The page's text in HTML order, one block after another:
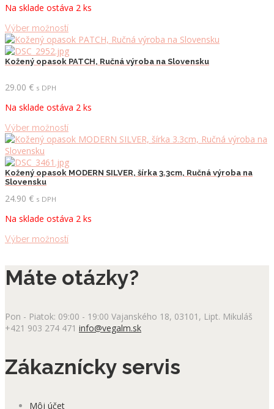
môžete
na
stránke
produktu.
Na sklade ostáva 2 ks
Výber možnostíTento
produkt
má
viacero
môžete
na
stránke
Kožený opasok PATCH, Ručná výroba na Slovensku
29.00 € s DPH
Na sklade ostáva 2 ks
Výber možnostíTento
produkt
viacero
variantov.
vybrať
stránke
Kožený opasok MODERN SILVER, šírka 3.3cm, Ručná výroba na
Slovensku
24.90 € s DPH
Na sklade ostáva 2 ks
Výber možnostíTento
viacero
variantov.
môžete
vybrať
produktu.
Máte otázky?
Pon - Piatok: 09:00 - 19:00 Vajanského 18, 03101, Lipt. Mikuláš
+421 903 274 471 info@vegalm.sk
Zákaznícky servis
Môj účet